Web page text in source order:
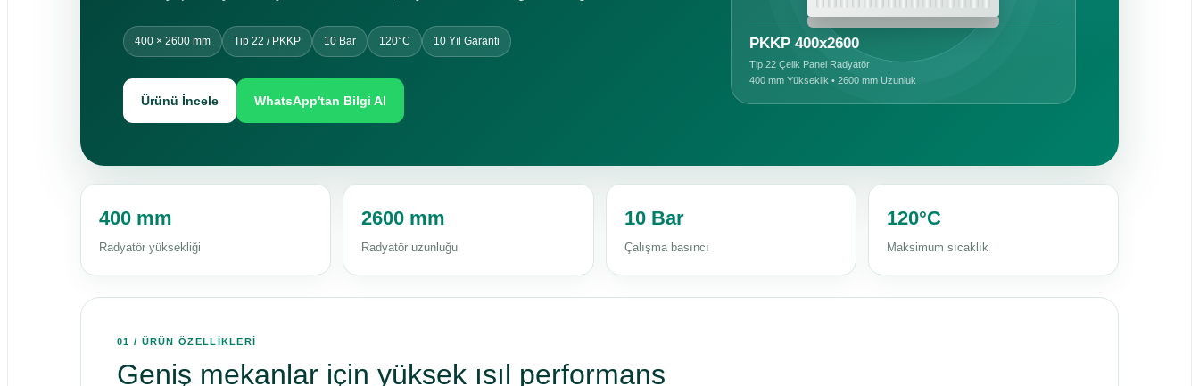
400 × 2600 mm Tip 22 / PKKP 10 Bar 120°C 10 Yıl Garanti
Ürünü İncele WhatsApp'tan Bilgi Al
PKKP 400x2600
Tip 22 Çelik Panel Radyatör
400 mm Yükseklik • 2600 mm Uzunluk
400 mm
Radyatör yüksekliği
2600 mm
Radyatör uzunluğu
10 Bar
Çalışma basıncı
120°C
Maksimum sıcaklık
01 / ÜRÜN ÖZELLİKLERİ
Geniş mekanlar için yüksek ısıl performans